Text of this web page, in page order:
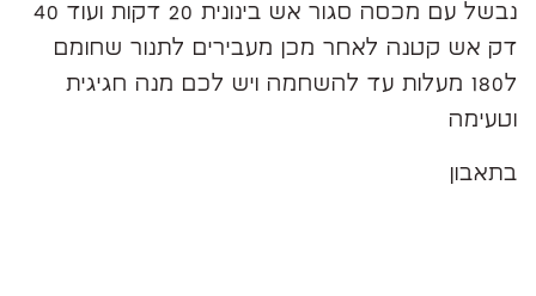
נבשל עם מכסה סגור אש בינונית 20 דקות ועוד 40
דק אש קטנה לאחר מכן מעבירים לתנור שחומם
ל180 מעלות עד להשחמה ויש לכם מנה חגיגית
וטעימה
בתאבון